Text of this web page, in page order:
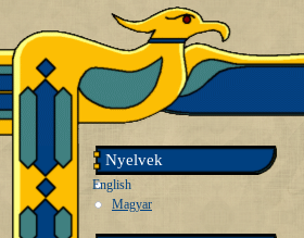
Nyelvek
English
Magyar